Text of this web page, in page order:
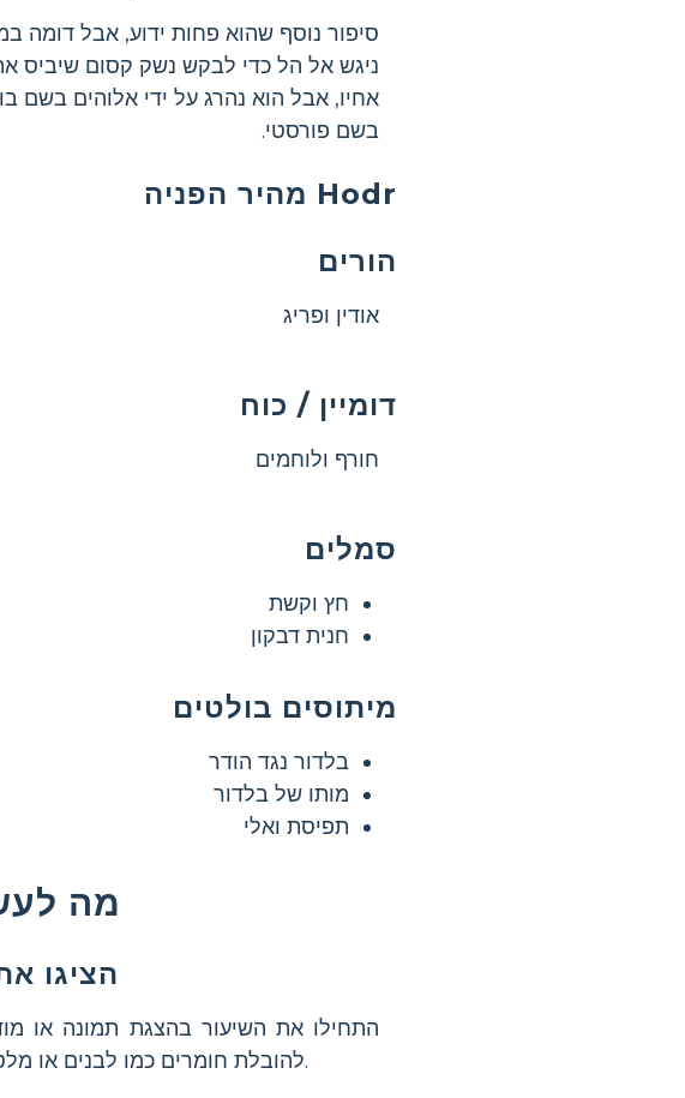
ניגש אל הל כדי לבקש נשק קסום שיביס
אחיו, אבל הוא נהרג על ידי אלוהים בשם
בשם פורסטי.
Hodr מהיר הפניה
הורים
אודין ופריג
דומיין / כוח
חורף ולוחמים
סמלים
חץ וקשת
חנית דבקון
מיתוסים בולטים
בלדור נגד הודר
מותו של בלדור
תפיסת ואלי
מה
הציגו
התחילו את השיעור בהצגת תמונה או
להובלת חומרים כמו לבנים או מלט, ועוזר להם לעבוד ביעילות רבה יותר באתרי בנייה.